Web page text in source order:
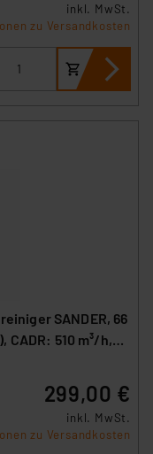
inkl. MwSt.
zu Versandkosten
SANDER, 66
299,00 €
inkl. MwSt.
zu Versandkosten